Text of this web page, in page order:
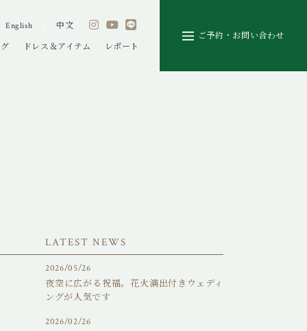
English 中文
ドレス＆アイテム レポート
ご予約 ・お問い合わせ
LATEST NEWS
2026/05/26
夜空に広がる祝福。花火演出付きウェディ
ングが人気です
2026/02/26